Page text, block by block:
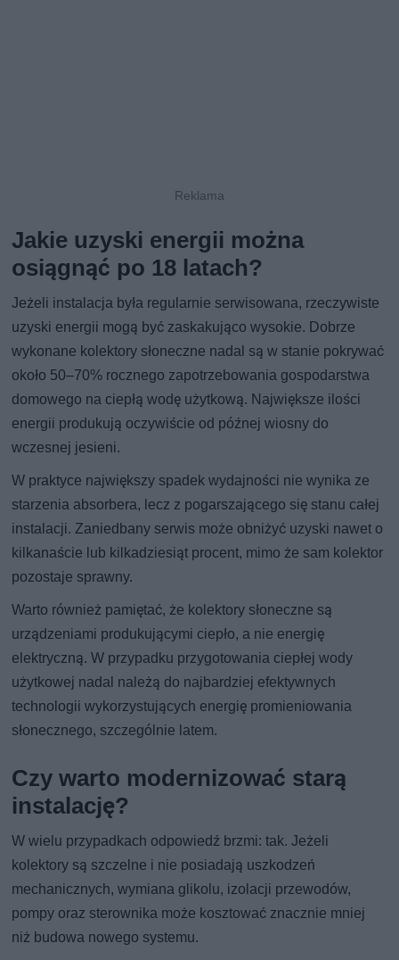
Jakie uzyski energii można
osiągnąć po 18 latach?
Jeżeli instalacja była regularnie serwisowana, rzeczywiste
uzyski energii mogą być zaskakująco wysokie. Dobrze
wykonane kolektory słoneczne nadal są w stanie pokrywać
około 50–70% rocznego zapotrzebowania gospodarstwa
domowego na ciepłą wodę użytkową. Największe ilości
energii produkują oczywiście od późnej wiosny do
wczesnej jesieni.
W praktyce największy spadek wydajności nie wynika ze
starzenia absorbera, lecz z pogarszającego się stanu całej
instalacji. Zaniedbany serwis może obniżyć uzyski nawet o
kilkanaście lub kilkadziesiąt procent, mimo że sam kolektor
pozostaje sprawny.
Warto również pamiętać, że kolektory słoneczne są
urządzeniami produkującymi ciepło, a nie energię
elektryczną. W przypadku przygotowania ciepłej wody
użytkowej nadal należą do najbardziej efektywnych
technologii wykorzystujących energię promieniowania
słonecznego, szczególnie latem.
Czy warto modernizować starą
instalację?
W wielu przypadkach odpowiedź brzmi: tak. Jeżeli
kolektory są szczelne i nie posiadają uszkodzeń
mechanicznych, wymiana glikolu, izolacji przewodów,
pompy oraz sterownika może kosztować znacznie mniej
niż budowa nowego systemu.